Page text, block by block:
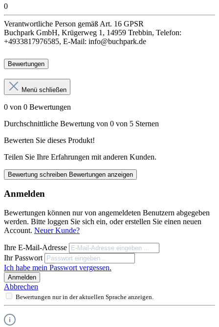
0
Verantwortliche Person gemäß Art. 16 GPSR
Buchpark GmbH, Krügerweg 1, 14959 Trebbin, Telefon:
+4933817976585, E-Mail: info@buchpark.de
Bewertungen
Menü schließen
0 von 0 Bewertungen
Durchschnittliche Bewertung von 0 von 5 Sternen
Bewerten Sie dieses Produkt!
Teilen Sie Ihre Erfahrungen mit anderen Kunden.
Bewertung schreiben Bewertungen anzeigen
Anmelden
Bewertungen können nur von angemeldeten Benutzern abgegeben
werden. Bitte loggen Sie sich ein, oder erstellen Sie einen neuen
Account. Neuer Kunde?
Ihre E-Mail-Adresse
Ihr Passwort
Ich habe mein Passwort vergessen.
Anmelden
Abbrechen
Bewertungen nur in der aktuellen Sprache anzeigen.